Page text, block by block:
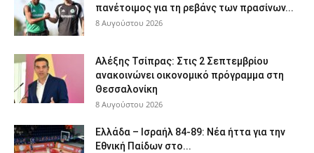
πανέτοιμος για τη ρεβάνς των πρασίνων...
8 Αυγούστου 2026
Αλέξης Τσίπρας: Στις 2 Σεπτεμβρίου
ανακοινώνει οικονομικό πρόγραμμα στη
Θεσσαλονίκη
8 Αυγούστου 2026
Ελλάδα – Ισραήλ 84-89: Νέα ήττα για την
Εθνική Παίδων στο...